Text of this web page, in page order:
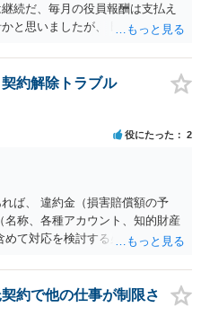
続だ、毎月の役員報酬は支払え
と思いましたが、 既に訴訟を提
よいと思いますよ。手元キャッ
要になりそうです。 訴状の内
期、社宅利用契約の内容（社宅
払はゼロ？それとも一旦報酬と
ている？）くらいがあれば、御
約解除トラブル
役にたった 2
ば、 違約金（損害賠償額の予
称、各種アカウント、知的財産
て対応を検討する必要がありま
有効です。 相手方に債務の不履
部分を主張できるかを検討するこ
約で他の仕事が制限さ